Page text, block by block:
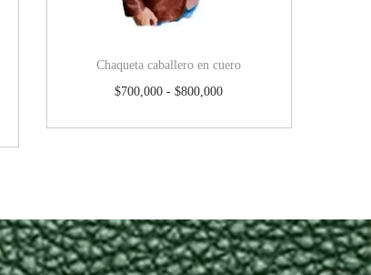
Chaqueta caballero en cuero
$700,000 - $800,000